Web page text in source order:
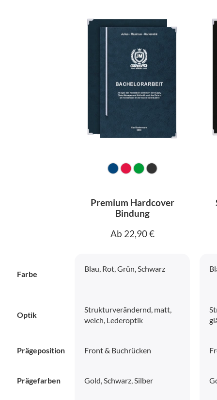
Premium Hardcover
Bindung
Ab 22,90 €
Farbe
Blau, Rot, Grün, Schwarz
Optik
Strukturverändernd, matt,
weich, Lederoptik
Prägeposition Front & Buchrücken
Prägefarben Gold, Schwarz, Silber